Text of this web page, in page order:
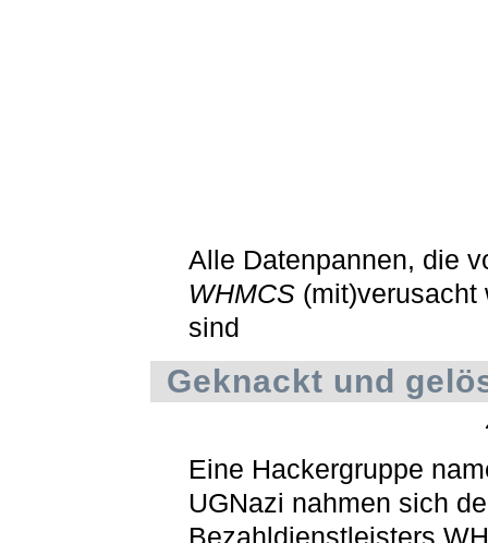
Alle Datenpannen, die
WHMCS(mit)verusacht
sind
Geknackt und
Eine Hackergruppe
UGNazi nahmen sich
Bezahldienstleisters